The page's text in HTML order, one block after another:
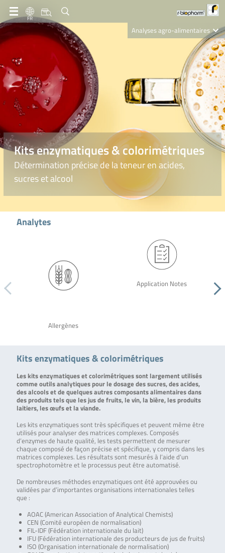
FR
Analyses agro-alimentaires
Nutrition Care
Kits enzymatiques & colorimétriques
Détermination précise de la teneur en acides,
sucres et alcool
Analytes
Allergènes
Application Notes
Kits enzymatiques & colorimétriques
Les kits enzymatiques et colorimétriques sont largement utilisés
comme outils analytiques pour le dosage des sucres, des acides,
des alcools et de quelques autres composants alimentaires dans
des produits tels que les jus de fruits, le vin, la bière, les produits
laitiers, les œufs et la viande.
Les kits enzymatiques sont très spécifiques et peuvent même être
utilisés pour analyser des matrices complexes. Composés
d’enzymes de haute qualité, les tests permettent de mesurer
chaque composé de façon précise et spécifique, y compris dans les
matrices complexes. Les résultats sont mesurés à l’aide d’un
spectrophotomètre et le processus peut être automatisé.
De nombreuses méthodes enzymatiques ont été approuvées ou
validées par d’importantes organisations internationales telles
que :
AOAC (American Association of Analytical Chemists)
CEN (Comité européen de normalisation)
FIL-IDF (Fédération internationale du lait)
IFU (Fédération internationale des producteurs de jus de fruits)
ISO (Organisation internationale de normalisation)